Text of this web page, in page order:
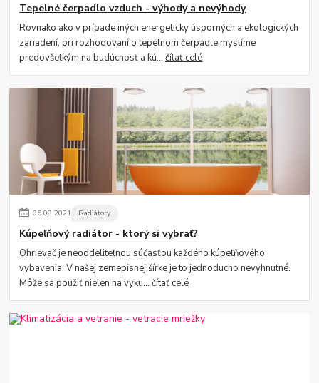
Tepelné čerpadlo vzduch - výhody a nevýhody
Rovnako ako v prípade iných energeticky úsporných a ekologických
zariadení, pri rozhodovaní o tepelnom čerpadle myslíme
predovšetkým na budúcnosť a kú...čítať celé
06.08.2021 Radiátory
Kúpeľňový radiátor - ktorý si vybrať?
Ohrievač je neoddeliteľnou súčasťou každého kúpeľňového
vybavenia. V našej zemepisnej šírke je to jednoducho nevyhnutné.
Môže sa použiť nielen na vyku...čítať celé